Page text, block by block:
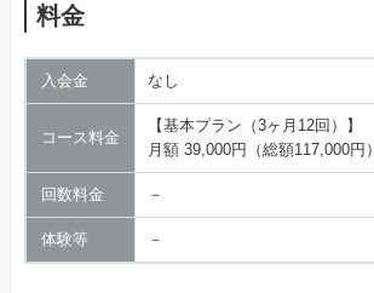
料金
入会金 なし
コース料金
【基本プラン（3ヶ月12回）】
月額 39,000円（総額117,000円）
回数料金 －
体験等 －